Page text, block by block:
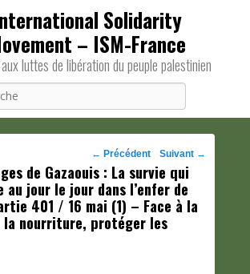
Solidarity
– ISM-France
luttes de libération du peuple palestinien
Navigation
des
posts
← Précédent Suivant →
de Gazaouis : La survie qui
au jour le jour dans l’enfer de
401 / 16 mai (1) – Face à la
la nourriture, protéger les